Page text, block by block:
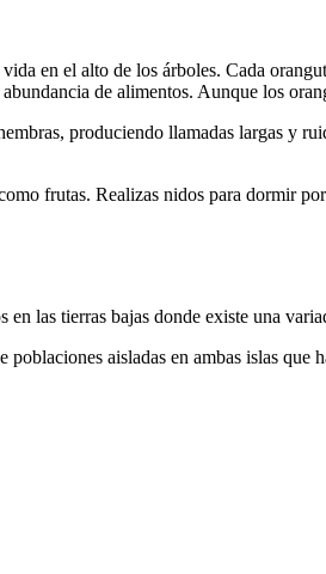
en el alto de los árboles. Cada
de alimentos. Aunque los
produciendo llamadas largas y
frutas. Realizas nidos para dormir
las tierras bajas donde existe una
aisladas en ambas islas que